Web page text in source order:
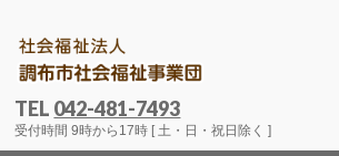
TEL 042-481-7493
受付時間 9時から17時 [ 土・日・祝日除く ]